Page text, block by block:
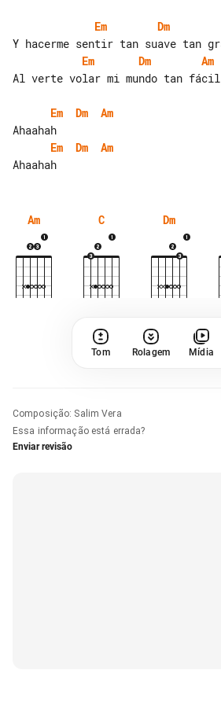
Em Dm
Em
Dm
Am
Al verte volar mi mundo tan fácil
Em Dm
Am
Em
Dm
Am
Am C Dm
Tom Rolagem Mídia
Composição: Salim Vera
Essa informação está errada?
Enviar revisão